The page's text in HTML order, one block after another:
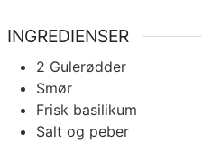
INGREDIENSER
2 Gulerødder
Smør
Frisk basilikum
Salt og peber